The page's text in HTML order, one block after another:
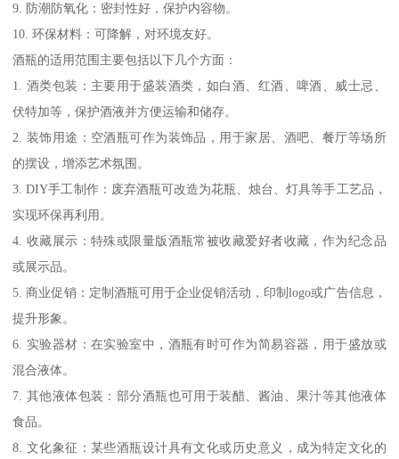
9. 防潮防氧化：密封性好，保护内容物。
10. 环保材料：可降解，对环境友好。
酒瓶的适用范围主要包括以下几个方面：
1. 酒类包装：主要用于盛装酒类，如白酒、红酒、啤酒、威士忌、
伏特加等，保护酒液并方便运输和储存。
2. 装饰用途：空酒瓶可作为装饰品，用于家居、酒吧、餐厅等场所
的摆设，增添艺术氛围。
3. DIY手工制作：废弃酒瓶可改造为花瓶、烛台、灯具等手工艺品，
实现环保再利用。
4. 收藏展示：特殊或限量版酒瓶常被收藏爱好者收藏，作为纪念品
或展示品。
5. 商业促销：定制酒瓶可用于企业促销活动，印制logo或广告信息，
提升形象。
6. 实验器材：在实验室中，酒瓶有时可作为简易容器，用于盛放或
混合液体。
7. 其他液体包装：部分酒瓶也可用于装醋、酱油、果汁等其他液体
食品。
8. 文化象征：某些酒瓶设计具有文化或历史意义，成为特定文化的